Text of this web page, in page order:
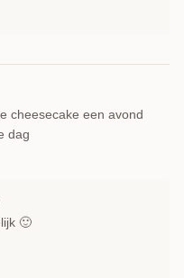
cheesecake een avond
dag
🙂